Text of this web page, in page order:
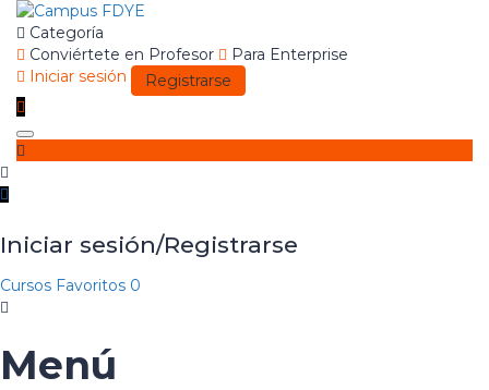
Categoría
Conviértete en Profesor
Para Enterprise
Iniciar sesión
Registrarse
Toggle
navigation
Iniciar sesión/Registrarse
Cursos Favoritos 0
Menú